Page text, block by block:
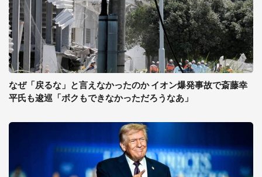
なぜ「戻るな」と言えなかったのか イオン爆発事故で斎藤幸
平氏も逡巡「ボクもできなかっただろうなあ」